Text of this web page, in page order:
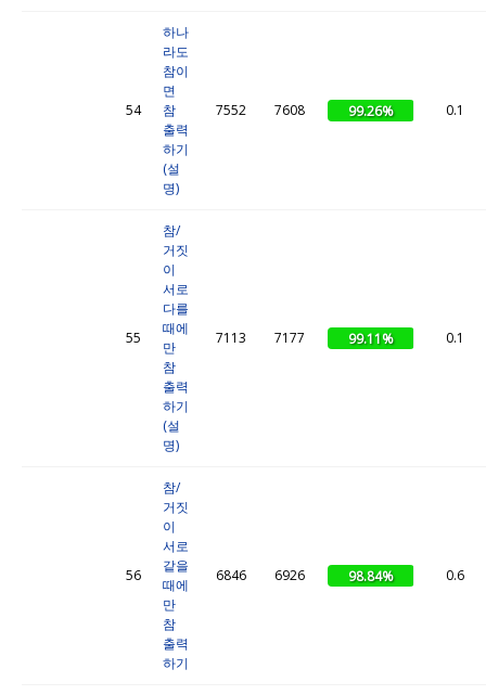
54
하나
라도
참이
면
참
출력
하기
(설
명)
7552 7608 99.26% 0.1
55
참/
거짓
이
서로
다를
때에
만
참
출력
하기
(설
명)
7113 7177 99.11% 0.1
56
참/
거짓
이
서로
같을
때에
만
참
출력
하기
6846 6926 98.84% 0.6